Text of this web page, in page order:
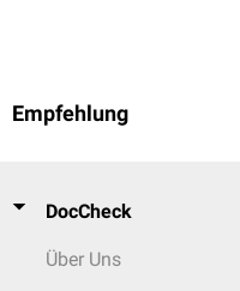
Empfehlung
DocCheck
Über Uns